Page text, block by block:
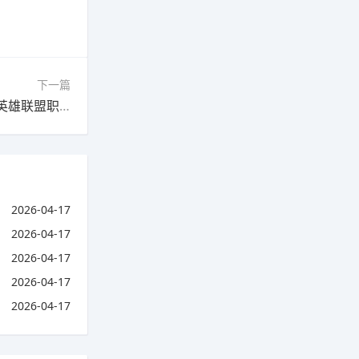
下一篇
下一篇：怎么当上lol的职业选手?(怎么样才能当英雄联盟职业选手)
2026-04-17
2026-04-17
2026-04-17
2026-04-17
2026-04-17